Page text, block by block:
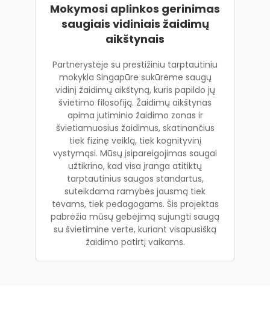
Mokymosi aplinkos gerinimas
saugiais vidiniais žaidimų
aikštynais
Partnerystėje su prestižiniu tarptautiniu
mokykla Singapūre sukūrėme saugų
vidinį žaidimų aikštyną, kuris papildo jų
švietimo filosofiją. Žaidimų aikštynas
apima jutiminio žaidimo zonas ir
švietiamuosius žaidimus, skatinančius
tiek fizinę veiklą, tiek kognityvinį
vystymąsi. Mūsų įsipareigojimas saugai
užtikrino, kad visa įranga atitiktų
tarptautinius saugos standartus,
suteikdama ramybės jausmą tiek
tėvams, tiek pedagogams. Šis projektas
pabrėžia mūsų gebėjimą sujungti saugą
su švietimine verte, kuriant visapusišką
žaidimo patirtį vaikams.